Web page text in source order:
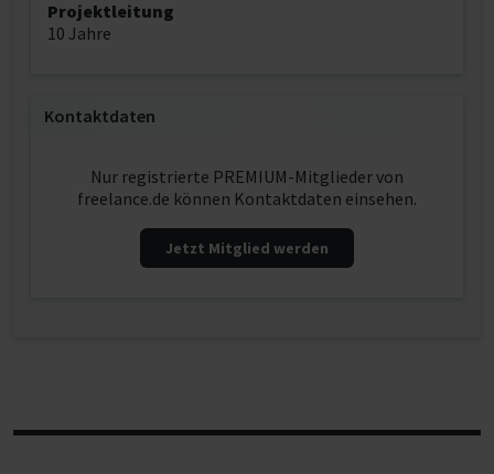
Projektleitung
10 Jahre
Kontaktdaten
Nur registrierte PREMIUM-Mitglieder von
freelance.de können Kontaktdaten einsehen.
Jetzt Mitglied werden